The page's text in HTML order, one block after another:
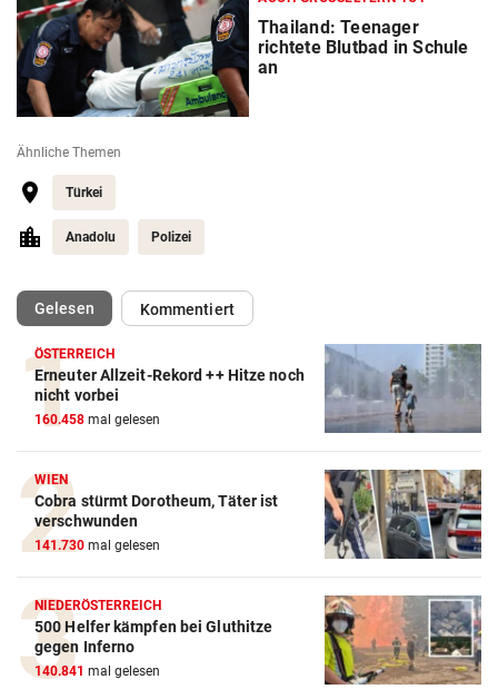
Thailand: Teenager
richtete Blutbad in Schule
an
Ähnliche Themen
Türkei
Anadolu Polizei
Gelesen(ausgewählt)Kommentiert
ÖSTERREICH
Erneuter Allzeit-Rekord ++ Hitze noch
nicht vorbei
160.458 mal gelesen
WIEN
Cobra stürmt Dorotheum, Täter ist
verschwunden
141.730 mal gelesen
NIEDERÖSTERREICH
500 Helfer kämpfen bei Gluthitze
gegen Inferno
140.841 mal gelesen